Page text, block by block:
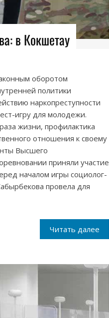
в Кокшетау
оборотом
политики
наркопреступности
игру для молодежи.
жизни, профилактика
отношения к своему
Высшего
приняли участие
началом игры социолог-
провела для
Читать далее